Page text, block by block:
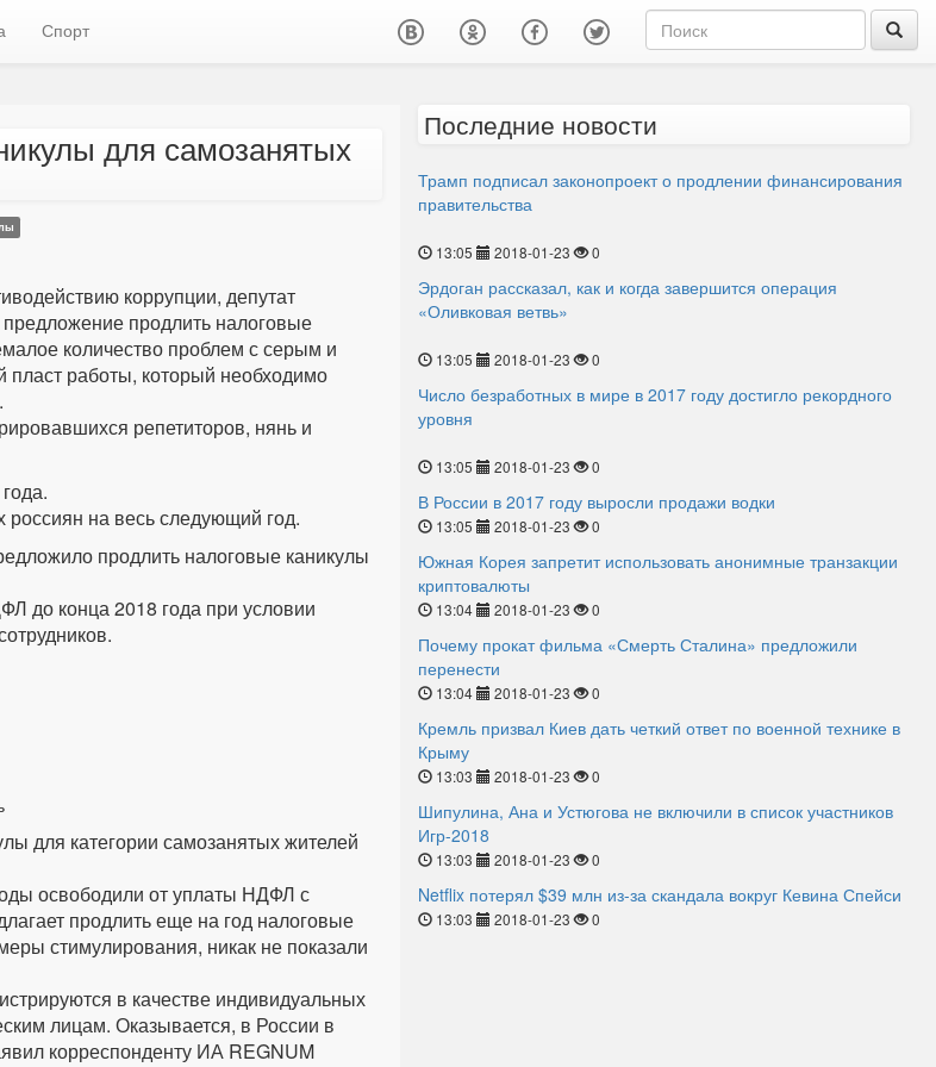
Спорт
для самозанятых
коррупции, депутат
продлить налоговые
количество проблем с серым и
работы, который необходимо
репетиторов, нянь и
на весь следующий год.
продлить налоговые каникулы
до конца 2018 года при условии
для категории самозанятых жителей
освободили от уплаты НДФЛ с
продлить еще на год налоговые
стимулирования, никак не показали
в качестве индивидуальных
лицам. Оказывается, в России в
корреспонденту ИА REGNUM
Последние новости
Трамп подписал законопроект о продлении финансирования
правительства
13:05 2018-01-23 0
Эрдоган рассказал, как и когда завершится операция
«Оливковая ветвь»
13:05 2018-01-23 0
Число безработных в мире в 2017 году достигло рекордного
уровня
13:05 2018-01-23 0
В России в 2017 году выросли продажи водки
13:05 2018-01-23 0
Южная Корея запретит использовать анонимные транзакции
криптовалюты
13:04 2018-01-23 0
Почему прокат фильма «Смерть Сталина» предложили
перенести
13:04 2018-01-23 0
Кремль призвал Киев дать четкий ответ по военной технике в
Крыму
13:03 2018-01-23 0
Шипулина, Ана и Устюгова не включили в список участников
Игр-2018
13:03 2018-01-23 0
Netflix потерял $39 млн из-за скандала вокруг Кевина Спейси
13:03 2018-01-23 0